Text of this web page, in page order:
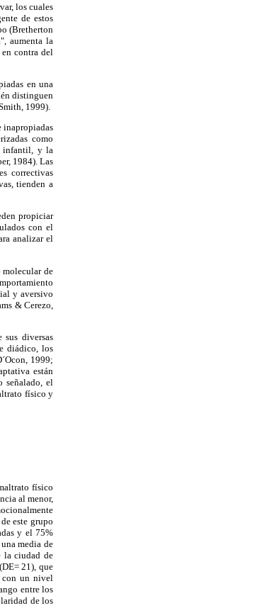
los cuales
de estos
(Bretherton
aumenta la
contra del
en una
distinguen
1999).
inapropiadas
como
infantil, y la
1984). Las
correctivas
tienden a
propiciar
con el
analizar el
molecular de
y aversivo
& Cerezo,
sus diversas
diádico, los
1999;
están
señalado, el
físico y
físico
al menor,
este grupo
y el 75%
media de
la ciudad de
21), que
con un nivel
entre los
de los